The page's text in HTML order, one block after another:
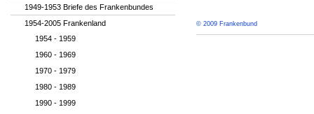
© 2009 Frankenbund
1949-1953 Briefe des Frankenbundes
1954-2005 Frankenland
1954 - 1959
1960 - 1969
1970 - 1979
1980 - 1989
1990 - 1999